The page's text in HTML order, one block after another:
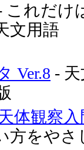
これだけ
文用語
Ver.8 -
体観察入
方をやさ